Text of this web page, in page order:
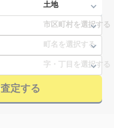
査定する